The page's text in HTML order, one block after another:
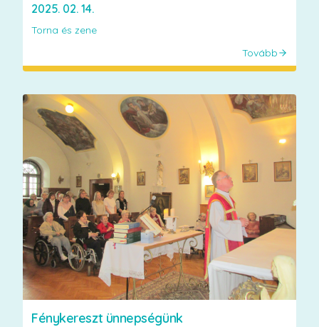
2025. 02. 14.
Torna és zene
Tovább
Fénykereszt ünnepségünk